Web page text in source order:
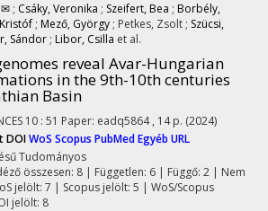
✉ ; Csáky, Veronika ; Szeifert, Bea ; Borbély,
; Mező, György ; Petkes, Zsolt ; Szücsi,
Sándor ; Libor, Csilla et al.
reveal Avar-Hungarian
in the 9th-10th centuries
Basin
10 : 51 Paper: eadq5864 , 14 p. (2024)
DOIWoS Scopus PubMedEgyéb URL
Tudományos
összesen: 8| Független: 6 | Függő: 2 | Nem
jelölt: 7 | Scopus jelölt: 5 | WoS/Scopus
jelölt: 8